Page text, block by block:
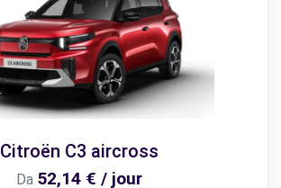
Citroën C3 aircross
Da 52,14 € / jour